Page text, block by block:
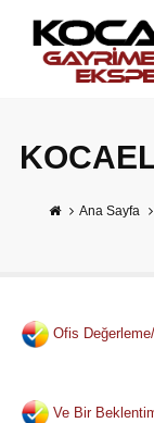
Ana Sayfa
Ofis
Ve Bir